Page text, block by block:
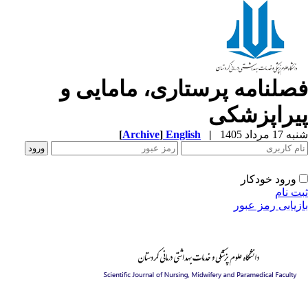
پرستاری، مامایی و
مرداد 1405 |
English
[Archive]
ورود خودکار
نام
رمز عبور